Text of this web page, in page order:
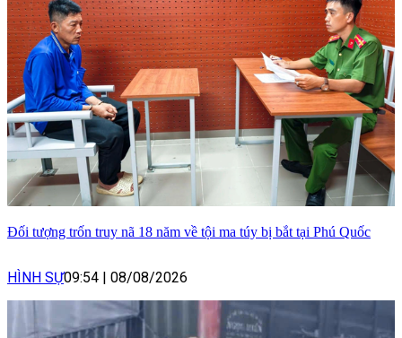
Đối tượng trốn truy nã 18 năm về tội ma túy bị bắt tại Phú Quốc
HÌNH SỰ09:54 | 08/08/2026